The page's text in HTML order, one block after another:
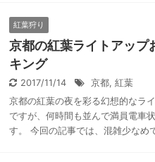
紅葉狩り
京都の紅葉ライトアップ
キング
2017/11/14 京都, 紅葉
京都の紅葉の夜を彩る幻想的なラ
ですが、何時間も並んで満員電車
す。 今回の記事では、混雑少なめ